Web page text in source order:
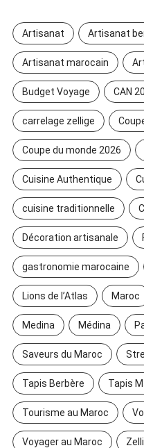
Artisanat Artisanat
Artisanat marocain
Budget Voyage CAN
carrelage zellige
Coupe du monde 2026
Cuisine Authentique
cuisine traditionnelle
Décoration artisanale
gastronomie marocaine
Lions de l’Atlas Maroc
Medina Médina
Saveurs du Maroc
Tapis Berbère Tapis
Tourisme au Maroc
Voyager au Maroc